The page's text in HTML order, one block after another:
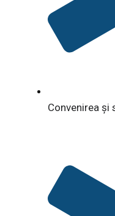
Convenirea și